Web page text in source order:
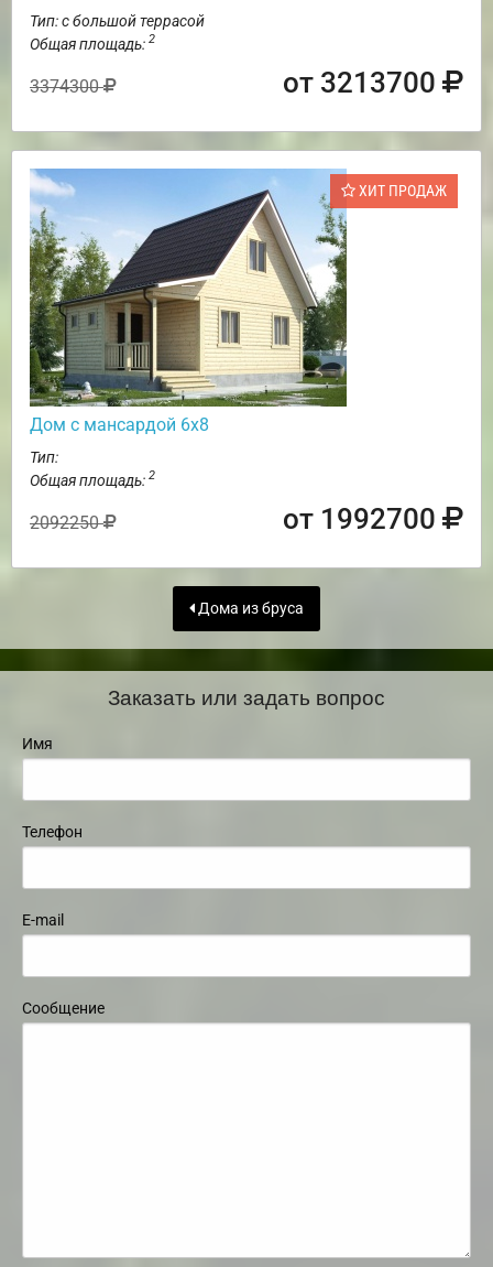
Тип: с большой террасой
Общая площадь: 2
3374300 от 3213700
ХИТ ПРОДАЖ
Дом с мансардой 6х8
Тип:
Общая площадь: 2
2092250 от 1992700
Дома из бруса
Заказать или задать вопрос
Имя
Телефон
E-mail
Сообщение